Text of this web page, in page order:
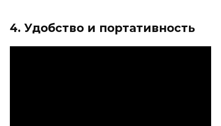
4. Удобство и портативность